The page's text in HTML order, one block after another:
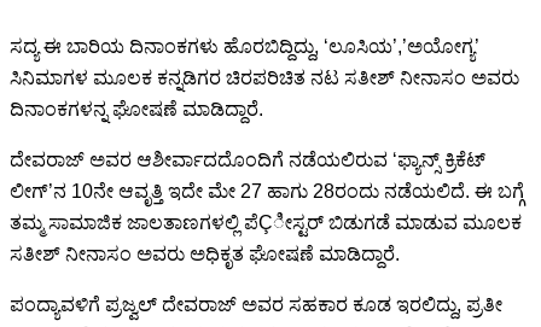
ಸದ್ಯ ಈ ಬಾರಿಯ ದಿನಾಂಕಗಳು ಹೊರಬಿದ್ದಿದ್ದು, ‘ಲೂಸಿಯ’,’ಅಯೋಗ್ಯ’
ಸಿನಿಮಾಗಳ ಮೂಲಕ ಕನ್ನಡಿಗರ ಚಿರಪರಿಚಿತ ನಟ ಸತೀಶ್ ನೀನಾಸಂ ಅವರು
ದಿನಾಂಕಗಳನ್ನ ಘೋಷಣೆ ಮಾಡಿದ್ದಾರೆ.
ದೇವರಾಜ್ ಅವರ ಆಶೀರ್ವಾದದೊಂದಿಗೆ ನಡೆಯಲಿರುವ ‘ಫ್ಯಾನ್ಸ್ ಕ್ರಿಕೆಟ್
ಲೀಗ್’ನ 10ನೇ ಆವೃತ್ತಿ ಇದೇ ಮೇ 27 ಹಾಗು 28ರಂದು ನಡೆಯಲಿದೆ. ಈ ಬಗ್ಗೆ
ತಮ್ಮ ಸಾಮಾಜಿಕ ಜಾಲತಾಣಗಳಲ್ಲಿ ಪೆÇೀಸ್ಟರ್ ಬಿಡುಗಡೆ ಮಾಡುವ ಮೂಲಕ
ಸತೀಶ್ ನೀನಾಸಂ ಅವರು ಅಧಿಕೃತ ಘೋಷಣೆ ಮಾಡಿದ್ದಾರೆ.
ಪಂದ್ಯಾವಳಿಗೆ ಪ್ರಜ್ವಲ್ ದೇವರಾಜ್ ಅವರ ಸಹಕಾರ ಕೂಡ ಇರಲಿದ್ದು, ಪ್ರತೀ